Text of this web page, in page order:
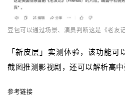
豆包可以通过场景、演员判断这是《老友
「新皮层」实测体验，该功能
截图推测影视剧，还可以解析高中
参考链接